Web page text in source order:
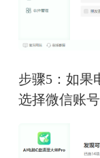
步骤5：如果
选择微信账号